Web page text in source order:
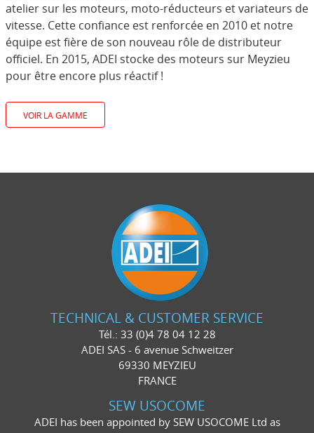
atelier sur les moteurs, moto-réducteurs et variateurs de
vitesse. Cette confiance est renforcée en 2010 et notre
équipe est fière de son nouveau rôle de distributeur
officiel. En 2015, ADEI stocke des moteurs sur Meyzieu
pour être encore plus réactif !
VOIR LA GAMME
TECHNICAL & CUSTOMER SERVICE
Tél.: 33 (0)4 78 04 12 28
ADEI SAS - 6 avenue Schweitzer
69330 MEYZIEU
FRANCE
SEW USOCOME
ADEI has been appointed by SEW USOCOME Ltd as